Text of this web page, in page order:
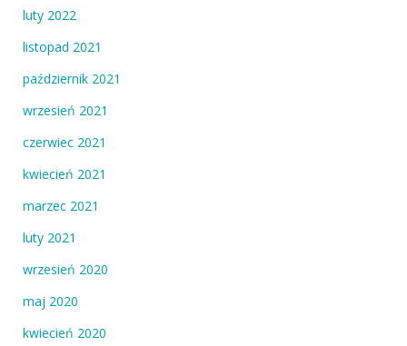
luty 2022
listopad 2021
październik 2021
wrzesień 2021
czerwiec 2021
kwiecień 2021
marzec 2021
luty 2021
wrzesień 2020
maj 2020
kwiecień 2020